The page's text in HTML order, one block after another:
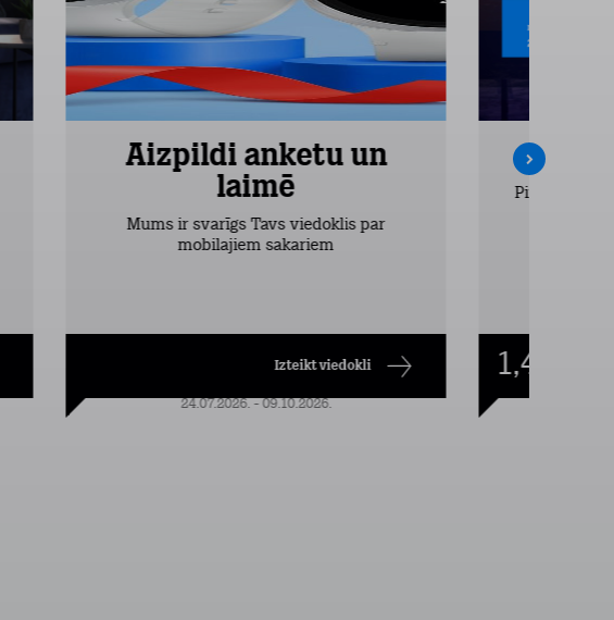
Aizpildi anketu un
laimē
Mums ir svarīgs Tavs viedoklis par
mobilajiem sakariem
Izteikt viedokli
24.07.2026. - 09.10.2026.
Pirmos 2
1,49